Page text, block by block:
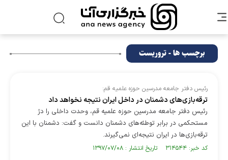
برچسب ها - تروریست
رئیس دفتر جامعه مدرسین حوزه علمیه قم:
ترقه‌بازی‌های دشمنان در داخل ایران نتیجه نخواهد داد
رئیس دفتر جامعه مدرسین حوزه علمیه قم، وحدت داخلی را دژ
مستحکمی در برابر توطئه‌های دشمنان دانست و گفت: دشمنان با این
ترقه‌بازی‌ها در ایران نتیجه‌ای نمی‌گیرند.
کد خبر: ۳۱۴۵۴۴ تاریخ انتشار : ۱۳۹۷/۰۷/۰۸